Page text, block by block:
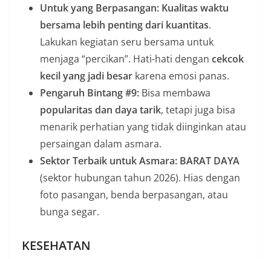
Untuk yang Berpasangan: Kualitas waktu
bersama lebih penting dari kuantitas.
Lakukan kegiatan seru bersama untuk
menjaga “percikan”. Hati-hati dengan cekcok
kecil yang jadi besar karena emosi panas.
Pengaruh Bintang #9: Bisa membawa
popularitas dan daya tarik, tetapi juga bisa
menarik perhatian yang tidak diinginkan atau
persaingan dalam asmara.
Sektor Terbaik untuk Asmara: BARAT DAYA
(sektor hubungan tahun 2026). Hias dengan
foto pasangan, benda berpasangan, atau
bunga segar.
KESEHATAN